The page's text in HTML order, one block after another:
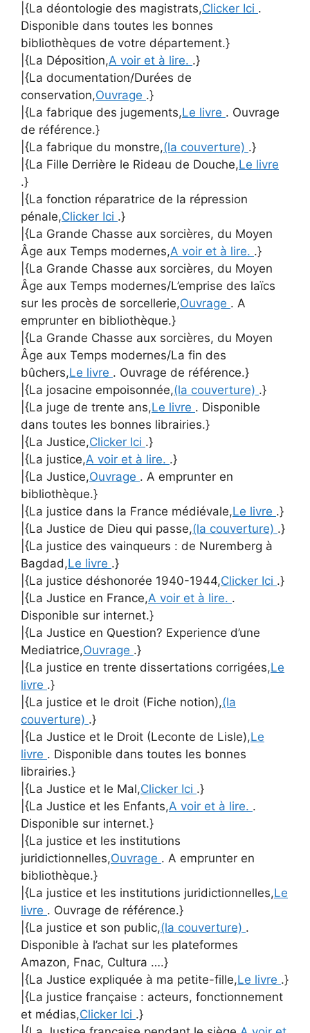
|{La déontologie des magistrats,Clicker Ici .
Disponible dans toutes les bonnes
bibliothèques de votre département.}
|{La Déposition,A voir et à lire. .}
|{La documentation/Durées de
conservation,Ouvrage .}
|{La fabrique des jugements,Le livre . Ouvrage
de référence.}
|{La fabrique du monstre,(la couverture) .}
|{La Fille Derrière le Rideau de Douche,Le livre
.}
|{La fonction réparatrice de la répression
pénale,Clicker Ici .}
|{La Grande Chasse aux sorcières, du Moyen
Âge aux Temps modernes,A voir et à lire. .}
|{La Grande Chasse aux sorcières, du Moyen
Âge aux Temps modernes/L’emprise des laïcs
sur les procès de sorcellerie,Ouvrage . A
emprunter en bibliothèque.}
|{La Grande Chasse aux sorcières, du Moyen
Âge aux Temps modernes/La fin des
bûchers,Le livre . Ouvrage de référence.}
|{La josacine empoisonnée,(la couverture) .}
|{La juge de trente ans,Le livre . Disponible
dans toutes les bonnes librairies.}
|{La Justice,Clicker Ici .}
|{La justice,A voir et à lire. .}
|{La Justice,Ouvrage . A emprunter en
bibliothèque.}
|{La justice dans la France médiévale,Le livre .}
|{La Justice de Dieu qui passe,(la couverture) .}
|{La justice des vainqueurs : de Nuremberg à
Bagdad,Le livre .}
|{La justice déshonorée 1940-1944,Clicker Ici .}
|{La Justice en France,A voir et à lire. .
Disponible sur internet.}
|{La Justice en Question? Experience d’une
Mediatrice,Ouvrage .}
|{La justice en trente dissertations corrigées,Le
livre .}
|{La justice et le droit (Fiche notion),(la
couverture) .}
|{La Justice et le Droit (Leconte de Lisle),Le
livre . Disponible dans toutes les bonnes
librairies.}
|{La Justice et le Mal,Clicker Ici .}
|{La Justice et les Enfants,A voir et à lire. .
Disponible sur internet.}
|{La justice et les institutions
juridictionnelles,Ouvrage . A emprunter en
bibliothèque.}
|{La justice et les institutions juridictionnelles,Le
livre . Ouvrage de référence.}
|{La justice et son public,(la couverture) .
Disponible à l’achat sur les plateformes
Amazon, Fnac, Cultura ….}
|{La Justice expliquée à ma petite-fille,Le livre .}
|{La justice française : acteurs, fonctionnement
et médias,Clicker Ici .}